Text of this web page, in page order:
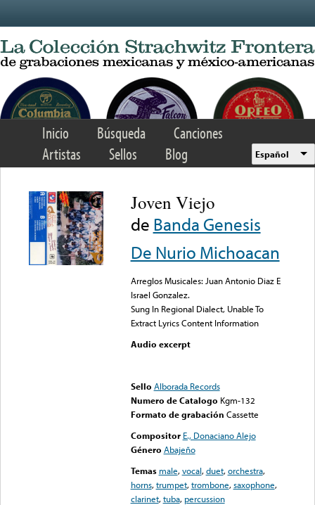
Inicio Búsqueda
Canciones
Artistas
Sellos Blog Español
Joven Viejo
de Banda Genesis
De Nurio Michoacan
Arreglos Musicales: Juan Antonio Diaz E
Israel Gonzalez.
Sung In Regional Dialect, Unable To
Extract Lyrics Content Information
Audio excerpt
Sello Alborada Records
Numero de Catalogo Kgm-132
Formato de grabación Cassette
Compositor E., Donaciano Alejo
Género Abajeño
Temas male,vocal,duet,orchestra,
horns,trumpet,trombone,saxophone,
clarinet,tuba, percussion